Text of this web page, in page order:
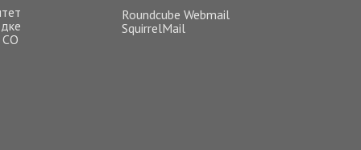
СО
Roundcube Webmail
SquirrelMail